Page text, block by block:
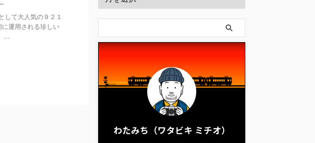
て大人気の９２１
運用される珍しい
...
わたみち（ワタビキ ミチオ）